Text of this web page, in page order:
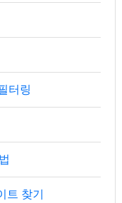
터링
트 찾기